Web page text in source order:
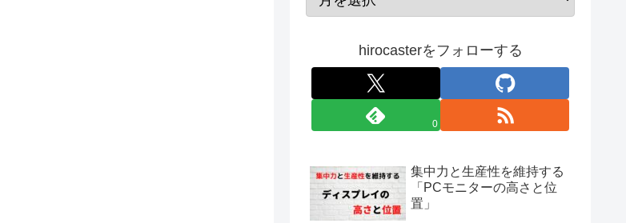
hirocasterをフォローする
0
集中力と生産性を維持する
「PCモニターの高さと位
置」